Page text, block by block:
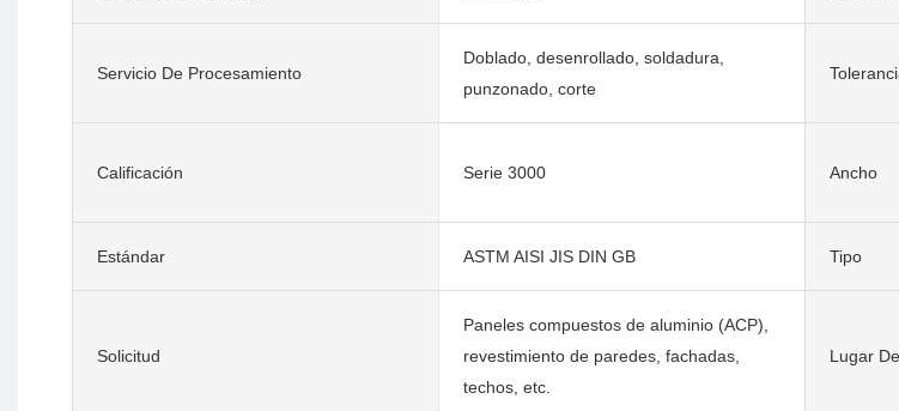
Servicio De Procesamiento
Doblado, desenrollado, soldadura,
punzonado, corte
Calificación Serie 3000 Ancho
Estándar ASTM AISI JIS DIN GB Tipo
Solicitud
Paneles compuestos de aluminio (ACP),
revestimiento de paredes, fachadas,
techos, etc.
Lugar